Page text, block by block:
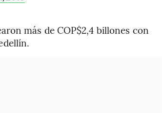
más de COP$2,4 billones con